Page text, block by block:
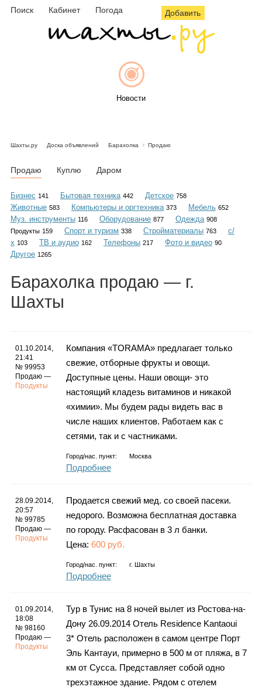
Поиск Кабинет Погода Добавить
Новости
Объявления
Гороскоп
Карты
Шахты.ру Доска объявлений Барахолка Продаю
Продаю Куплю Даром
Бизнес 141 Бытовая техника 442 Детское 758
Животные 583 Компьютеры и оргтехника 373 Мебель 652
Муз. инструменты 116 Оборудование 877 Одежда 908
Продукты 159 Спорт и туризм 338 Стройматериалы 763
с/
х 103 ТВ и аудио 162 Телефоны 217 Фото и видео 90
Другое 1265
Барахолка продаю — г.
Шахты
01.10.2014,
21:41
№ 99953
Продаю —
Продукты
Компания «TORAMA» предлагает только
свежие, отборные фрукты и овощи.
Доступные цены. Наши овощи- это
настоящий кладезь витаминов и никакой
«химии». Мы будем рады видеть вас в
числе наших клиентов. Работаем как с
сетями, так и с частниками.
Город/нас. пункт: Москва
Подробнее
28.09.2014,
20:57
№ 99785
Продаю —
Продукты
Продается свежий мед. со своей пасеки.
недорого. Возможна бесплатная доставка
по городу. Расфасован в 3 л банки.
Цена: 600 руб.
Город/нас. пункт: г. Шахты
Подробнее
01.09.2014,
18:08
№ 98160
Продаю —
Продукты
Тур в Тунис на 8 ночей вылет из Ростова-на-
Дону 26.09.2014 Отель Residence Kantaoui
3* Отель расположен в самом центре Порт
Эль Кантауи, примерно в 500 м от пляжа, в 7
км от Сусса. Представляет собой одно
трехэтажное здание. Рядом с отелем